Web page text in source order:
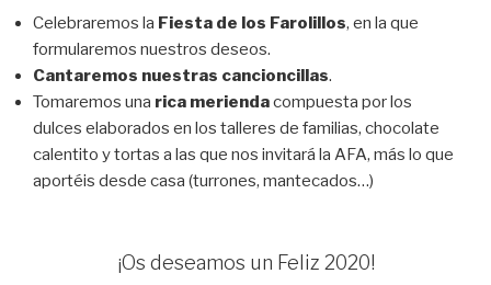
Celebraremos la Fiesta de los Farolillos, en la que
formularemos nuestros deseos.
Cantaremos nuestras cancioncillas.
Tomaremos una rica meriendacompuesta por los
dulces elaborados en los talleres de familias, chocolate
calentito y tortas a las que nos invitará la AFA, más lo que
aportéis desde casa (turrones, mantecados…)
¡Os deseamos un Feliz 2020!